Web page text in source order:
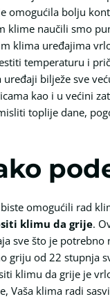
omogućila bolju
klime naučili smo
klima uređajima
temperaturu i
uređaji bilježe sve
kao i u većini
toplije dane,
omogućili rad
klimu da grije.
sve što je potrebno
griju od 22 stupnja
klimu da grije je
Vaša klima radi